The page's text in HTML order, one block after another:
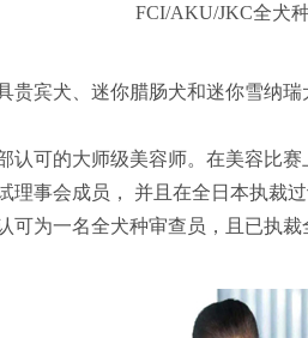
FCI/AKU/JKC全犬
贵宾犬、迷你腊肠犬和迷你雪纳瑞
认可的大师级美容师。在美容比
理事会成员， 并且在全日本执裁
可为一名全犬种审查员，且已执